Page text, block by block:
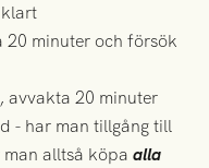
minuter och försök
avvakta 20 minuter
- har man tillgång till
man alltså köpaalla